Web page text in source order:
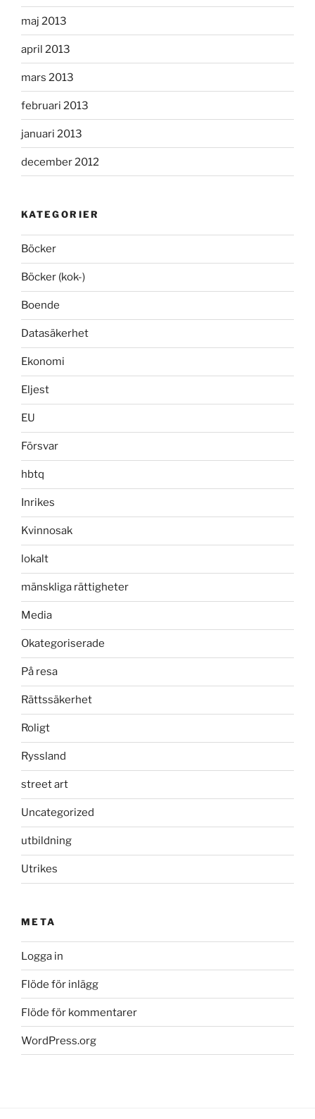
maj 2013
april 2013
mars 2013
februari 2013
januari 2013
december 2012
KATEGORIER
Böcker
Böcker (kok-)
Boende
Datasäkerhet
Ekonomi
Eljest
EU
Försvar
hbtq
Inrikes
Kvinnosak
lokalt
mänskliga rättigheter
Media
Okategoriserade
På resa
Rättssäkerhet
Roligt
Ryssland
street art
Uncategorized
utbildning
Utrikes
META
Logga in
Flöde för inlägg
Flöde för kommentarer
WordPress.org